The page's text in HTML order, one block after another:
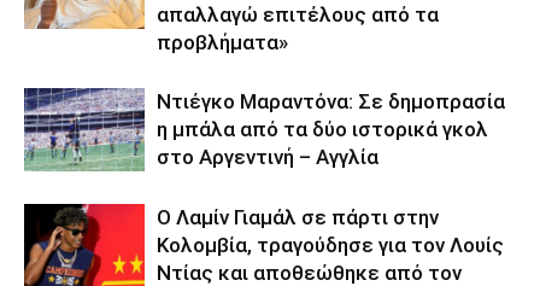
απαλλαγώ επιτέλους από τα
προβλήματα»
Ντιέγκο Μαραντόνα: Σε δημοπρασία
η μπάλα από τα δύο ιστορικά γκολ
στο Αργεντινή – Αγγλία
Ο Λαμίν Γιαμάλ σε πάρτι στην
Κολομβία, τραγούδησε για τον Λουίς
Ντίας και αποθεώθηκε από τον